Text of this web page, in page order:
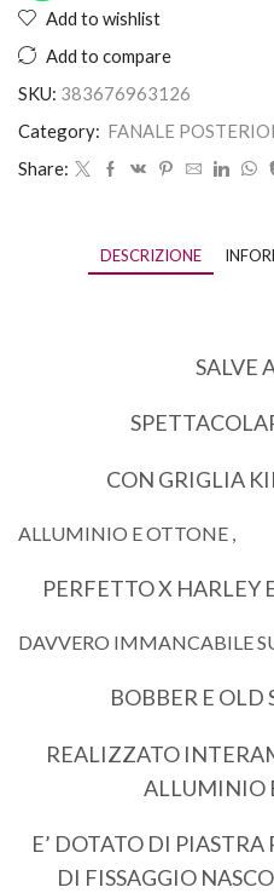
Add to wishlist
Add to compare
SKU: 383676963126
Category: FANALE
Share:
DESCRIZIONE
SALVE
CON GRIGLIA
ALLUMINIO E OTTONE ,
PERFETTO X HARLEY
DAVVERO IMMANCABILE
BOBBER E OLD
REALIZZATO
ALLUMINIO
E’ DOTATO DI
DI FISSAGGIO